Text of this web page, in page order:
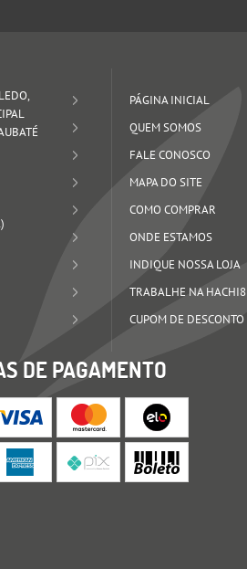
PÁGINA INICIAL
QUEM SOMOS
FALE CONOSCO
MAPA DO SITE
COMO COMPRAR
ONDE ESTAMOS
INDIQUE NOSSA LOJA
TRABALHE NA HACHI8
CUPOM DE DESCONTO
DE PAGAMENTO